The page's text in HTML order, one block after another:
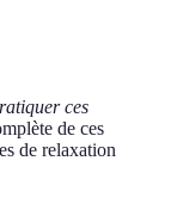
ces
de ces
de relaxation